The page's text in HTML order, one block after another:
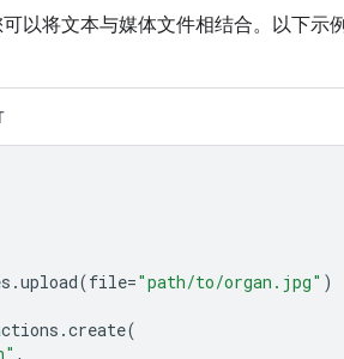
以将文本与媒体文件相结合。以下示
.upload(file="path/to/organ.jpg" )
.create(
,